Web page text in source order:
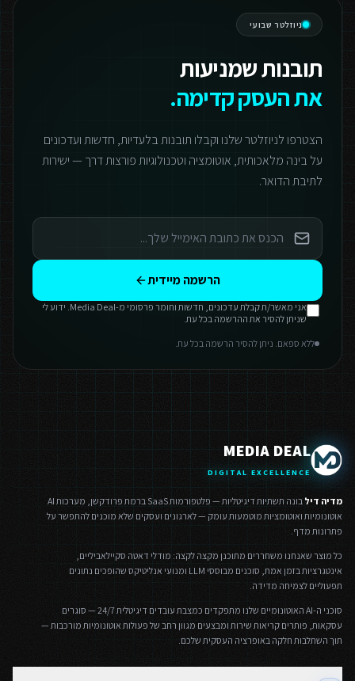
ניוזלטר שבועי
תובנות שמניעות
את העסק קדימה.
הצטרפו לניוזלטר שלנו וקבלו תובנות בלעדיות, חדשות ועדכונים
על בינה מלאכותית, אוטומציה וטכנולוגיות פורצות דרך — ישירות
לתיבת הדואר.
הרשמה מיידית
אני מאשר/ת קבלת עדכונים, חדשות וחומר פרסומי מ-Media Deal. ידוע לי
שניתן להסיר את ההרשמה בכל עת.
ללא ספאם. ניתן להסיר הרשמה בכל עת.
MEDIA DEAL
DIGITAL EXCELLENCE
מדיה דיל
בונה תשתיות דיגיטליות — פלטפורמות SaaS ברמת פרודקשן, מערכות AI
אוטונומיות ואוטומציות מוטמעות עומק — לארגונים ועסקים שלא מוכנים להתפשר על
פתרונות מדף.
כל מוצר שאנחנו משחררים מתוכנן מקצה לקצה: מודלי דאטה סקיילאביליים,
אינטגרציות בזמן אמת, סוכנים מבוססי LLM ומנועי אנליטיקס שהופכים נתונים
תפעוליים לצמיחה מדידה.
סוכני ה-AI האוטונומיים שלנו מתפקדים כמצבת עובדים דיגיטלית 24/7 — סוגרים
עסקאות, פותרים קריאות שירות ומבצעים מגוון רחב של פעולות אוטונומיות מורכבות —
תוך השתלבות חלקה באופרציה העסקית שלכם.